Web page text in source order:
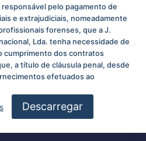
responsável pelo pagamento de
e extrajudiciais, nomeadamente
forenses, que a J.
Lda. tenha necessidade de
cumprimento dos contratos
a título de cláusula penal, desde
efetuados ao
Descarregar